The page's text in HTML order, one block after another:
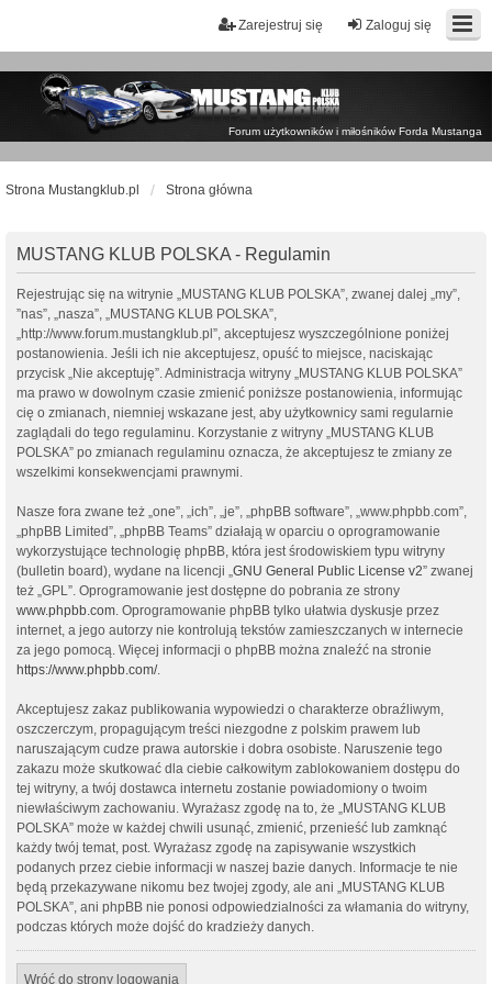
Zaloguj się
Zarejestruj się
Forum użytkowników i miłośników Forda Mustanga
Strona Mustangklub.pl Strona główna
MUSTANG KLUB POLSKA - Regulamin
Rejestrując się na witrynie „MUSTANG KLUB POLSKA”, zwanej dalej „my”,
”nas”, „nasza”, „MUSTANG KLUB POLSKA”,
„http://www.forum.mustangklub.pl”, akceptujesz wyszczególnione poniżej
postanowienia. Jeśli ich nie akceptujesz, opuść to miejsce, naciskając
przycisk „Nie akceptuję”. Administracja witryny „MUSTANG KLUB POLSKA”
ma prawo w dowolnym czasie zmienić poniższe postanowienia, informując
cię o zmianach, niemniej wskazane jest, aby użytkownicy sami regularnie
zaglądali do tego regulaminu. Korzystanie z witryny „MUSTANG KLUB
POLSKA” po zmianach regulaminu oznacza, że akceptujesz te zmiany ze
wszelkimi konsekwencjami prawnymi.
Nasze fora zwane też „one”, „ich”, „je”, „phpBB software”, „www.phpbb.com”,
„phpBB Limited”, „phpBB Teams” działają w oparciu o oprogramowanie
wykorzystujące technologię phpBB, która jest środowiskiem typu witryny
(bulletin board), wydane na licencji „GNU General Public License v2” zwanej
też „GPL”. Oprogramowanie jest dostępne do pobrania ze strony
www.phpbb.com. Oprogramowanie phpBB tylko ułatwia dyskusje przez
internet, a jego autorzy nie kontrolują tekstów zamieszczanych w internecie
za jego pomocą. Więcej informacji o phpBB można znaleźć na stronie
https://www.phpbb.com/.
Akceptujesz zakaz publikowania wypowiedzi o charakterze obraźliwym,
oszczerczym, propagującym treści niezgodne z polskim prawem lub
naruszającym cudze prawa autorskie i dobra osobiste. Naruszenie tego
zakazu może skutkować dla ciebie całkowitym zablokowaniem dostępu do
tej witryny, a twój dostawca internetu zostanie powiadomiony o twoim
niewłaściwym zachowaniu. Wyrażasz zgodę na to, że „MUSTANG KLUB
POLSKA” może w każdej chwili usunąć, zmienić, przenieść lub zamknąć
każdy twój temat, post. Wyrażasz zgodę na zapisywanie wszystkich
podanych przez ciebie informacji w naszej bazie danych. Informacje te nie
będą przekazywane nikomu bez twojej zgody, ale ani „MUSTANG KLUB
POLSKA”, ani phpBB nie ponosi odpowiedzialności za włamania do witryny,
podczas których może dojść do kradzieży danych.
Wróć do strony logowania